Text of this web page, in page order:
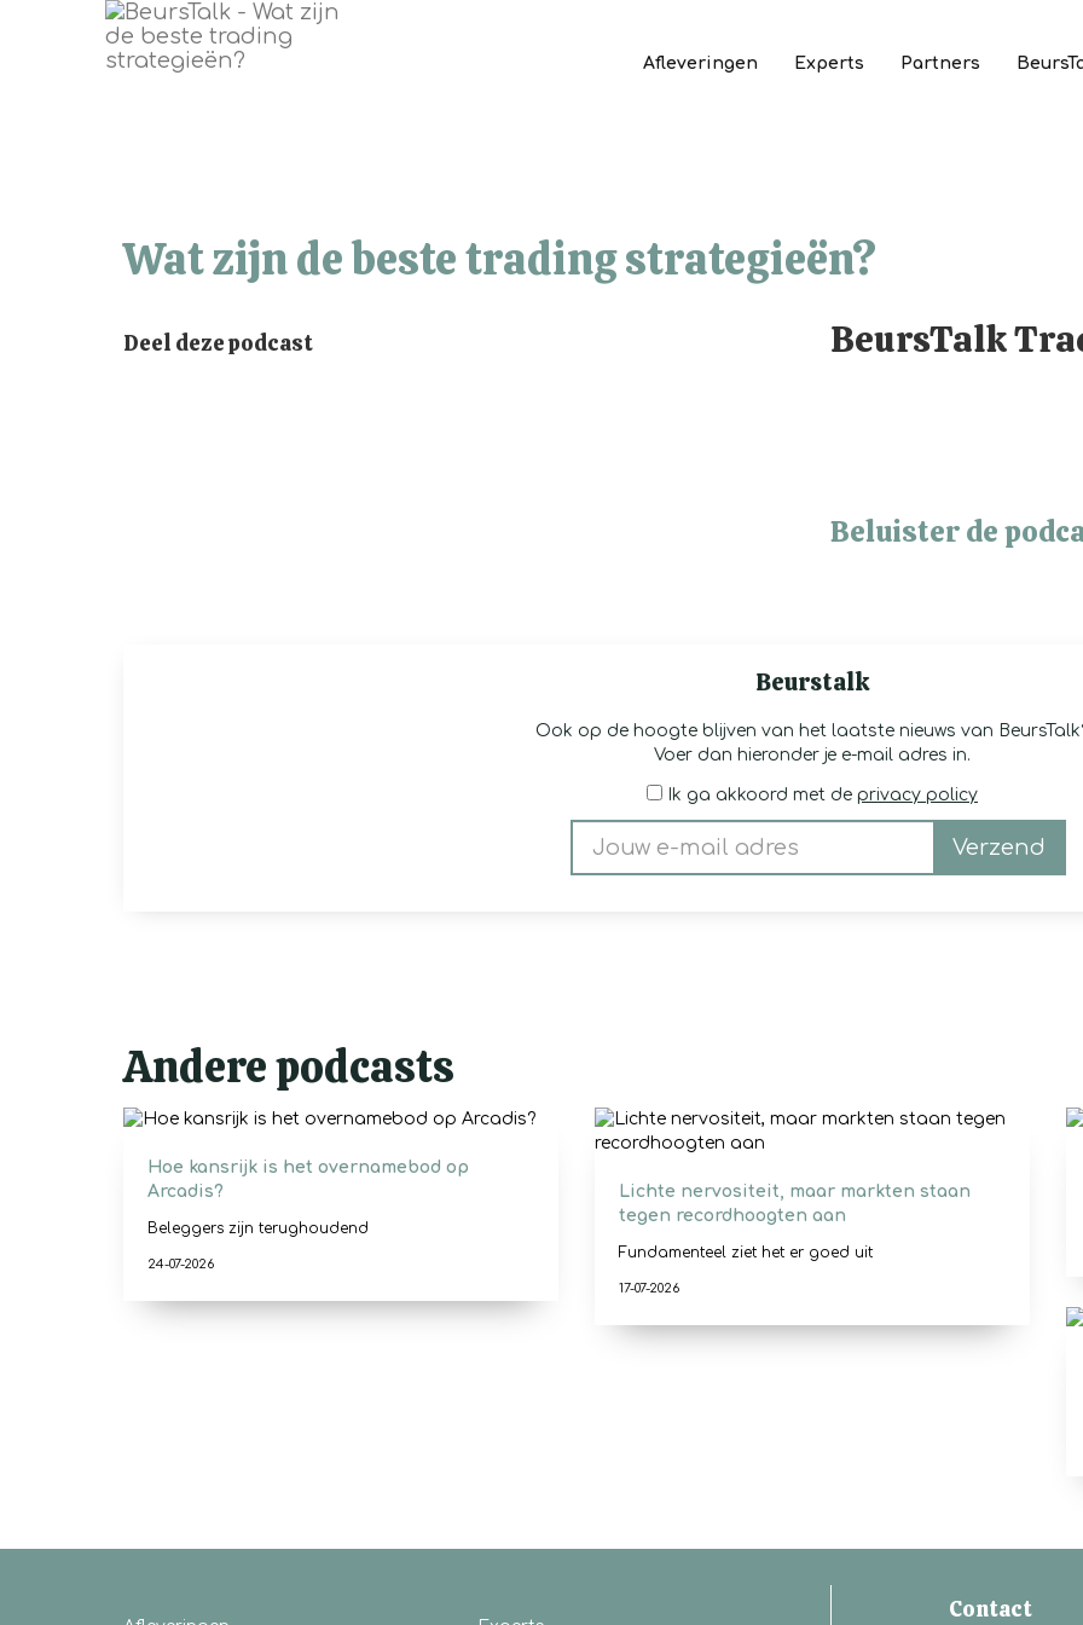
Afleveringen Experts Partners
Wat zijn de beste trading strategieën?
Deel deze podcast BeursTalk
Beluister de
Beurstalk
Ook op de hoogte blijven van het laatste nieuws van
Voer dan hieronder je e-mail adres in.
Ik ga akkoord met de privacy policy
Verzend
Andere podcasts
Hoe kansrijk is het overnamebod op
Arcadis?
Beleggers zijn terughoudend
24-07-2026
Lichte nervositeit, maar markten staan
tegen recordhoogten aan
Fundamenteel ziet het er goed uit
17-07-2026
Contact